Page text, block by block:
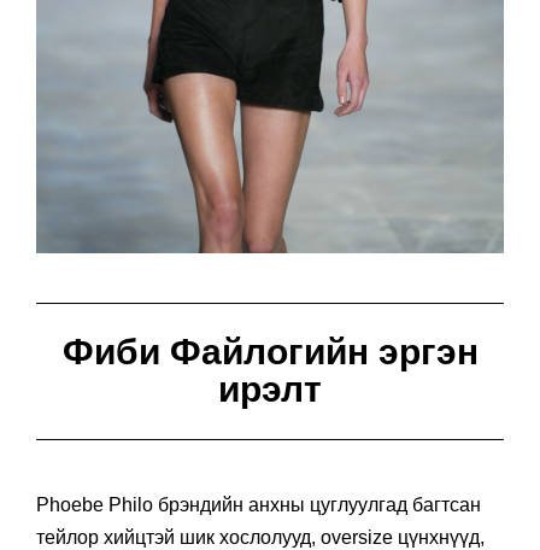
Фиби Файлогийн эргэн
ирэлт
Phoebe Philo брэндийн анхны цуглуулгад багтсан
тейлор хийцтэй шик хослолууд, oversize цүнхнүүд,